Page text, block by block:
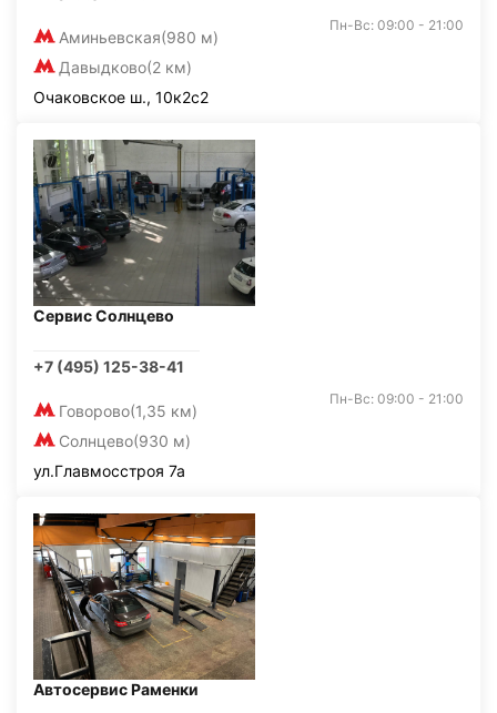
Аминьевская(980 м)
Давыдково(2 км)
Пн-Вс: 09:00 - 21:00
Очаковское ш., 10к2с2
Сервис Солнцево
+7 (495) 125-38-41
Говорово(1,35 км)
Солнцево(930 м)
Пн-Вс: 09:00 - 21:00
ул.Главмосстроя 7а
Автосервис Раменки